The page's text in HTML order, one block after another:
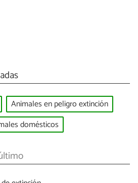
Animales en peligro extinción
domésticos